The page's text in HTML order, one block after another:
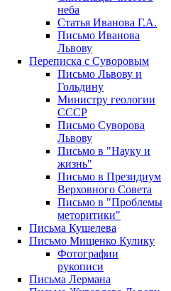
неба
Статья Иванова Г.А.
Письмо Иванова
Львову
Переписка с Суворовым
Письмо Львову и
Гольдину
Министру геологии
СССР
Письмо Суворова
Львову
Письмо в "Науку и
жизнь"
Письмо в Президиум
Верховного Совета
Письмо в "Проблемы
меторитики"
Письма Кушелева
Письмо Мищенко Кулику
Фотографии
рукописи
Письма Лермана